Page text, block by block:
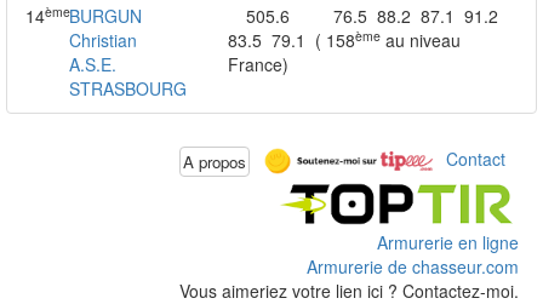
14èmeBURGUN
Christian
A.S.E.
STRASBOURG
505.6 76.5 88.2 87.1 91.2
83.5 79.1 ( 158èmeau niveau
France)
A propos Contact
Armurerie en ligne
Armurerie de chasseur.com
Vous aimeriez votre lien ici ? Contactez-moi.